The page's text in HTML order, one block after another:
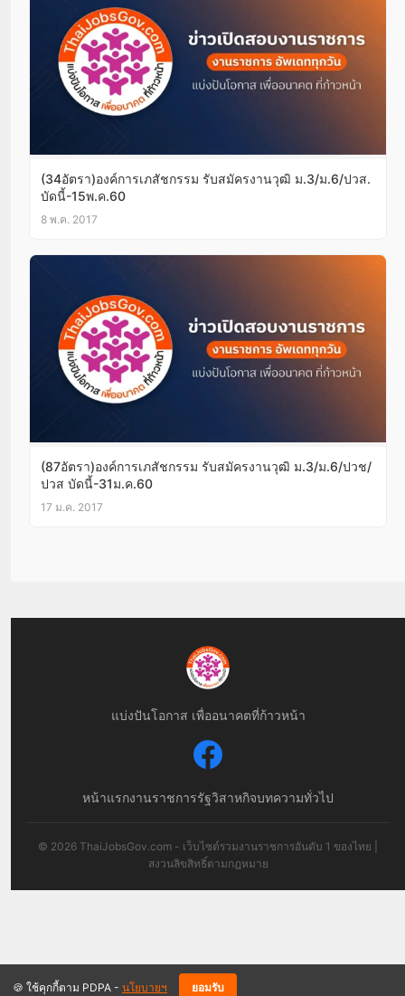
(34อัตรา)องค์การเภสัชกรรม รับสมัครงานวุฒิ ม.3/ม.6/ปวส.
บัดนี้-15พ.ค.60
8 พ.ค. 2017
(87อัตรา)องค์การเภสัชกรรม รับสมัครงานวุฒิ ม.3/ม.6/ปวช/
ปวส บัดนี้-31ม.ค.60
17 ม.ค. 2017
แบ่งปันโอกาส เพื่ออนาคตที่ก้าวหน้า
หน้าแรกงานราชการรัฐวิสาหกิจบทความทั่วไป
© 2026 ThaiJobsGov.com - เว็บไซต์รวมงานราชการอันดับ 1 ของไทย |
สงวนลิขสิทธิ์ตามกฎหมาย
🍪 ใช้คุกกี้ตาม PDPA - นโยบายฯ ยอมรับ